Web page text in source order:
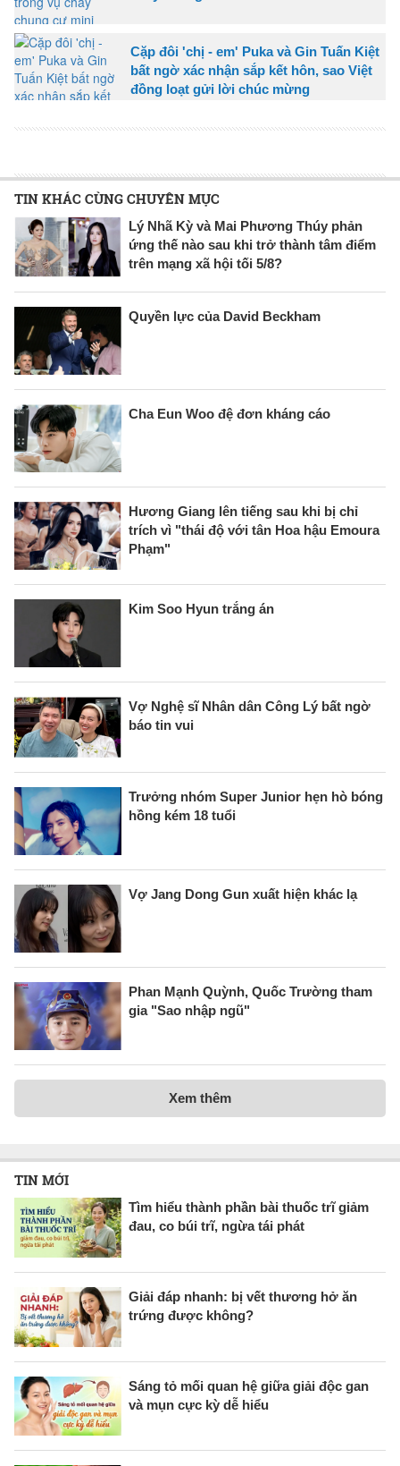
Cặp đôi 'chị - em' Puka và Gin Tuấn Kiệt
bất ngờ xác nhận sắp kết hôn, sao Việt
đồng loạt gửi lời chúc mừng
TIN KHÁC CÙNG CHUYÊN MỤC
Lý Nhã Kỳ và Mai Phương Thúy phản
ứng thế nào sau khi trở thành tâm điểm
trên mạng xã hội tối 5/8?
Quyền lực của David Beckham
Cha Eun Woo đệ đơn kháng cáo
Hương Giang lên tiếng sau khi bị chỉ
trích vì "thái độ với tân Hoa hậu Emoura
Phạm"
Kim Soo Hyun trắng án
Vợ Nghệ sĩ Nhân dân Công Lý bất ngờ
báo tin vui
Trưởng nhóm Super Junior hẹn hò bóng
hồng kém 18 tuổi
Vợ Jang Dong Gun xuất hiện khác lạ
Phan Mạnh Quỳnh, Quốc Trường tham
gia "Sao nhập ngũ"
Xem thêm
TIN MỚI
Tìm hiểu thành phần bài thuốc trĩ giảm
đau, co búi trĩ, ngừa tái phát
Giải đáp nhanh: bị vết thương hở ăn
trứng được không?
Sáng tỏ mối quan hệ giữa giải độc gan
và mụn cực kỳ dễ hiểu